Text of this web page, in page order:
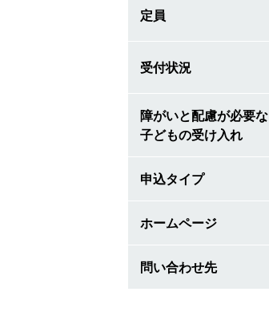
定員
受付状況
障がいと配慮が必要な
子どもの受け入れ
申込タイプ
ホームページ
問い合わせ先